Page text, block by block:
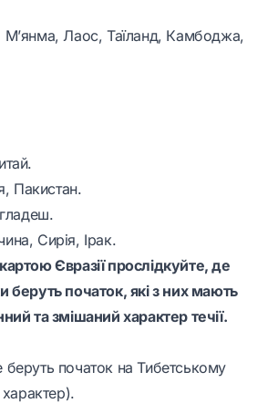
М’янма, Лаос, Таїланд, Камбоджа,
Пакистан.
Сирія, Ірак.
Євразії прослідкуйте, де
беруть початок, які з них мають
та змішаний характер течії.
беруть початок на Тибетському
характер).